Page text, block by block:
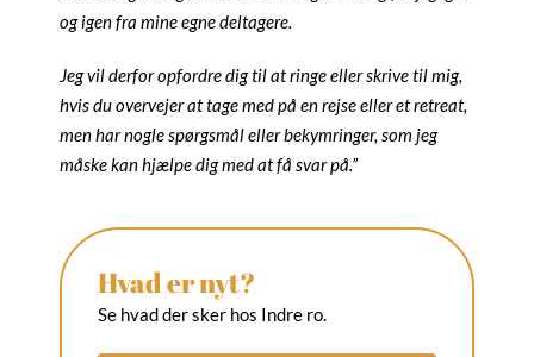
og igen fra mine egne deltagere.
Jeg vil derfor opfordre dig til at ringe eller skrive til mig,
hvis du overvejer at tage med på en rejse eller et retreat,
men har nogle spørgsmål eller bekymringer, som jeg
måske kan hjælpe dig med at få svar på.”
Hvad er nyt?
Se hvad der sker hos Indre ro.